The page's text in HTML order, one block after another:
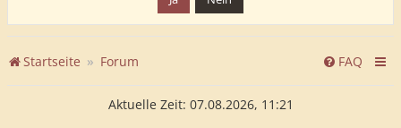
Startseite Forum FAQ
Aktuelle Zeit: 07.08.2026, 11:21